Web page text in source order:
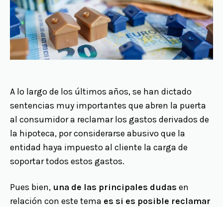
A lo largo de los últimos años, se han dictado
sentencias muy importantes que abren la puerta
al consumidor a reclamar los gastos derivados de
la hipoteca, por considerarse abusivo que la
entidad haya impuesto al cliente la carga de
soportar todos estos gastos.
Pues bien, una de las principales dudas en
relación con este tema es si es posible reclamar